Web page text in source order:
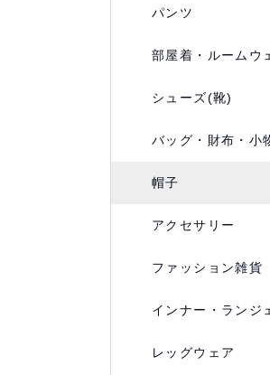
パンツ
部屋着・ルームウ
シューズ(靴)
バッグ・財布・小物入
帽子
アクセサリー
ファッション雑貨
インナー・ランジェリ
レッグウェア